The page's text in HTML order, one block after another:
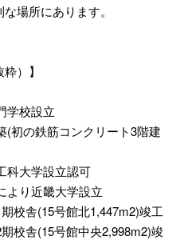
場所にあります。
）】
学校設立
初の鉄筋コンクリート3階建
科大学設立認可
り近畿大学設立
校舎(15号館北1,447m2)竣工
校舎(15号館中央2,998m2)竣